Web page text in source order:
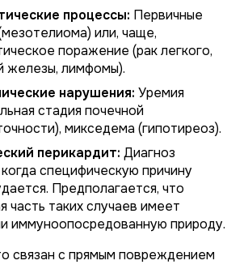
процессы: Первичные
или, чаще,
поражение (рак легкого,
железы, лимфомы).
нарушения: Уремия
стадия почечной
микседема (гипотиреоз).
перикардит: Диагноз
специфическую причину
Предполагается, что
часть таких случаев имеет
иммуноопосредованную природу.
связан с прямым повреждением